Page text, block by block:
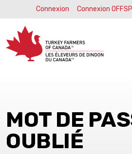
Connexion Connexion
MOT DE
OUBLIÉ